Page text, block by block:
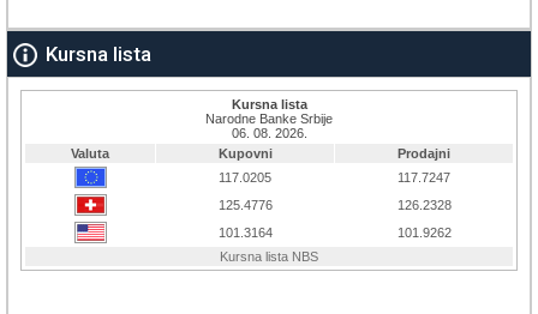
Kursna lista